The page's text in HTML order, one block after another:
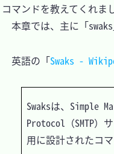
コマンドを教えてくれま
本章では、主に「
英語の「Swaks -
Swaksは、Simple
Protocol（SMTP）